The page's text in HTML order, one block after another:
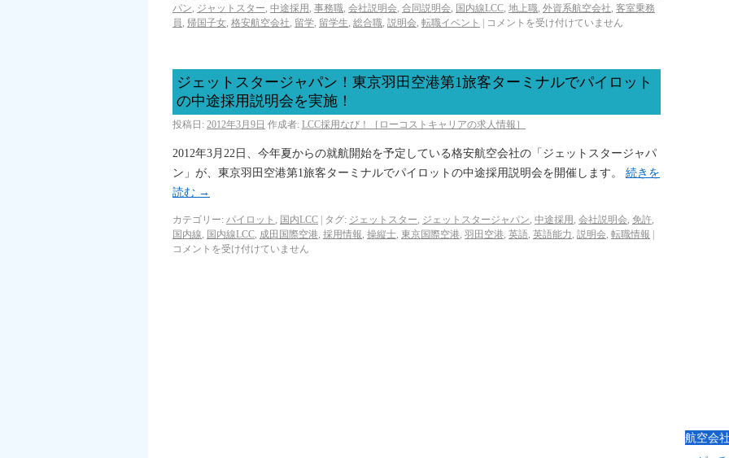
パン, ジャットスター, 中途採用 , 事務職, 会社説明会, 合同説明会, 国内線LCC, 地上職, 外資系航空会社, 客室乗務
員, 帰国子女, 格安航空会社, 留学, 留学生, 総合職, 説明会, 転職イベント コメントを受け付けていません
ジェットスタージャパン！東京羽田空港第1旅客ターミナルでパイロット
の中途採用説明会を実施！
投稿日: 2012年3月9日 作成者: LCC採用なび！［ローコストキャリアの求人情報］
2012年3月22日、今年夏からの就航開始を予定している格安航空会社の「ジェットスタージャパ
ン」が、東京羽田空港第1旅客ターミナルでパイロットの中途採用説明会を開催します。 続きを
読む →
カテゴリー: パイロット , 国内LCC タグ: ジェットスター, ジェットスタージャパン, 中途採用 , 会社説明会, 免許,
国内線, 国内線LCC, 成田国際空港, 採用情報, 操縦士, 東京国際空港, 羽田空港, 英語, 英語能力 , 説明会, 転職情報
コメントを受け付けていません
航空会